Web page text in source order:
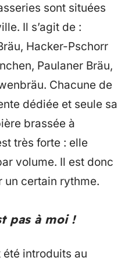
sont situées
Il s’agit de :
Hacker-Pschorr
Paulaner Bräu,
Chacune de
dédiée et seule sa
brassée à
très forte : elle
volume. Il est donc
un certain rythme.
pas à moi !
été introduits au